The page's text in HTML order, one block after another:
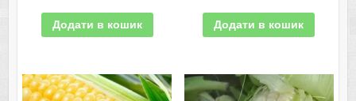
Додати в кошик Додати в кошик